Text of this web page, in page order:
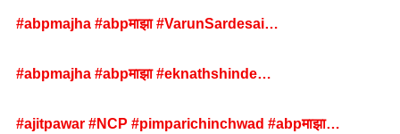
#abpmajha #abpमाझा #VarunSardesai
#bmcelection #municipalelection #rajthackeray
#abpmajha #abpमाझा #eknathshinde
#ajitpawar #NCP #pimparichinchwad #abpमाझा